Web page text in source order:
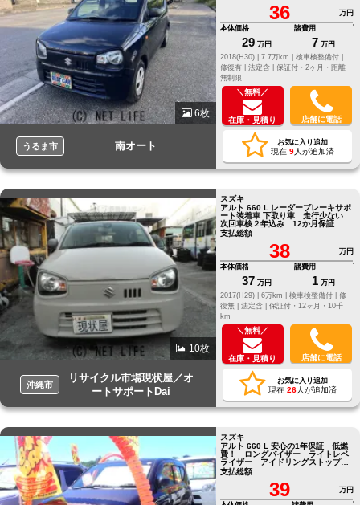
6枚
うるま市 南オート
36
万円
本体価格
29 万円
諸費用
7 万円
2018(H30) |
7.7万km |
検車検整備付 |
修復有 | 法定含 | 保証付・2ヶ月・距離
無制限
＼無料／
在庫・見積り 店舗に電話
お気に入り追加
現在 9人が追加済
10枚
沖縄市
リサイクル市場現状屋／オ
ートサポートDai
スズキ
アルト 660 L レーダーブレーキサポ
ート装着車 下取り車 走行少ない
次回車検２年込み 12か月保証 ＋
4万で24か月保証
支払総額
38
万円
本体価格
37 万円
諸費用
1 万円
2017(H29) |
6万km | 検車検整備付 | 修
復無 | 法定含 | 保証付・12ヶ月・10千
km
＼無料／
在庫・見積り 店舗に電話
お気に入り追加
現在 26人が追加済
スズキ
アルト 660 L 安心の1年保証 低燃
費！ ロングバイザー ライトレベ
ライザー アイドリングストップ
NAVI/CD
支払総額
39
万円